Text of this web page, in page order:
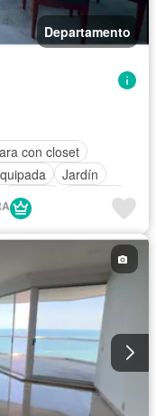
Departamento
con closet
Jardín
Jacuzzi
Elevador
de servicio